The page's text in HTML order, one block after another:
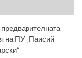
на ПУ „Паисий